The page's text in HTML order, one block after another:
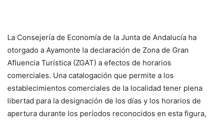
La Consejería de Economía de la Junta de Andalucía ha
otorgado a Ayamonte la declaración de Zona de Gran
Afluencia Turística (ZGAT) a efectos de horarios
comerciales. Una catalogación que permite a los
establecimientos comerciales de la localidad tener plena
libertad para la designación de los días y los horarios de
apertura durante los períodos reconocidos en esta figura,